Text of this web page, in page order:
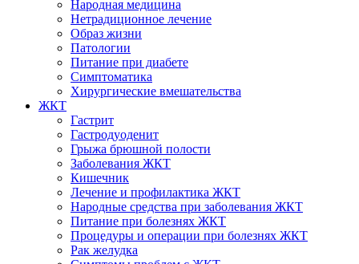
Народная медицина
Нетрадиционное лечение
Образ жизни
Патологии
Питание при диабете
Симптоматика
Хирургические вмешательства
ЖКТ
Гастрит
Гастродуоденит
Грыжа брюшной полости
Заболевания ЖКТ
Кишечник
Лечение и профилактика ЖКТ
Народные средства при заболевания ЖКТ
Питание при болезнях ЖКТ
Процедуры и операции при болезнях ЖКТ
Рак желудка